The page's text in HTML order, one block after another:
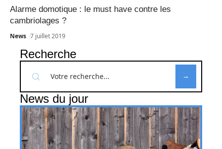
Alarme domotique : le must have contre les
cambriolages ?
News 7 juillet 2019
Recherche
News du jour